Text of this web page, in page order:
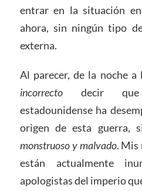
entrar en la situación
ahora, sin ningún tipo
externa.
Al parecer, de la noche a
incorrectodecir que
estadounidense ha
origen de esta guerra,
monstruoso y malvado. Mis
están actualmente
apologistas del imperio